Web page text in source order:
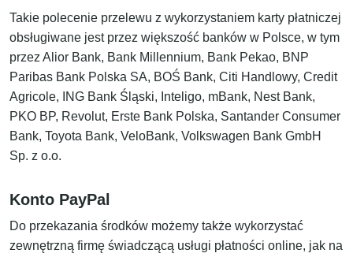
Takie polecenie przelewu z wykorzystaniem karty płatniczej
obsługiwane jest przez większość banków w Polsce, w tym
przez Alior Bank, Bank Millennium, Bank Pekao, BNP
Paribas Bank Polska SA, BOŚ Bank, Citi Handlowy, Credit
Agricole, ING Bank Śląski, Inteligo, mBank, Nest Bank,
PKO BP, Revolut, Erste Bank Polska, Santander Consumer
Bank, Toyota Bank, VeloBank, Volkswagen Bank GmbH
Sp. z o.o.
Konto PayPal
Do przekazania środków możemy także wykorzystać
zewnętrzną firmę świadczącą usługi płatności online, jak na